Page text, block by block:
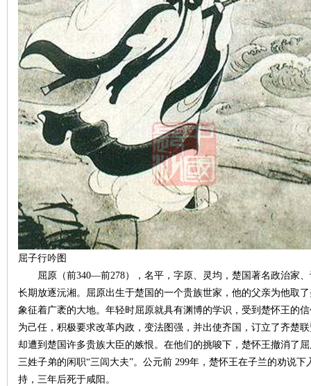
屈子行吟图
屈原（前340—前278），名平，字原、灵均，楚国著名政治家、
长期放逐沅湘。屈原出生于楚国的一个贵族世家，他的父亲为他取
象征着广袤的大地。年轻时屈原就具有渊博的学识，受到楚怀王的
为己任，积极要求改革内政，变法图强，并出使齐国，订立了齐楚
却遭到楚国许多贵族大臣的嫉恨。在他们的挑唆下，楚怀王撤消了
三姓子弟的闲职“三闾大夫”。公元前 299年，楚怀王在子兰的劝说
持，三年后死于咸阳。